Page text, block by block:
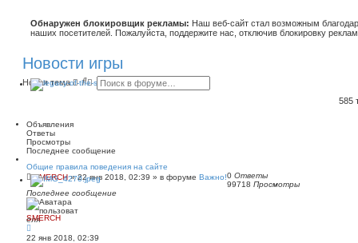
Обнаружен блокировщик рекламы: Наш веб-сайт стал возможным
наших посетителей. Пожалуйста, поддержите нас, отключив блокировку
Новости игры
Новая тема
ПР
н
ы
й
о
585
Объявления
Ответы
Просмотры
Последнее сообщение
Общие правила поведения на сайте
SMERCH»22 янв 2018, 02:39 » в форуме Важно!0 Ответы
99718 Просмотры
Последнее сообщение
SMERCH
22 янв 2018, 02:39